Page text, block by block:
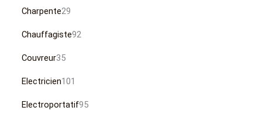
Charpente29
Chauffagiste92
Couvreur35
Electricien101
Electroportatif95